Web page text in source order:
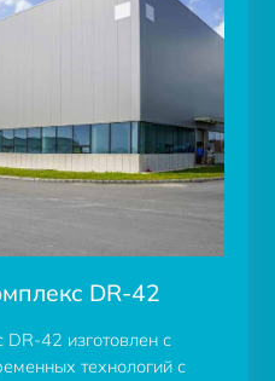
DR-42
42 изготовлен с
технологий с